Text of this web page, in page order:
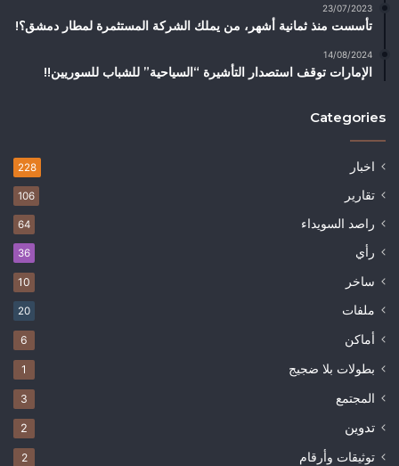
23/07/2023
تأسست منذ ثمانية أشهر، من يملك الشركة المستثمرة لمطار دمشق؟!
14/08/2024
الإمارات توقف استصدار التأشيرة “السياحية” للشباب للسوريين!!
Categories
اخبار 228
تقارير 106
راصد السويداء 64
رأي 36
ساخر 10
ملفات 20
أماكن 6
بطولات بلا ضجيج 1
المجتمع 3
تدوين 2
توثيقات وأرقام 2